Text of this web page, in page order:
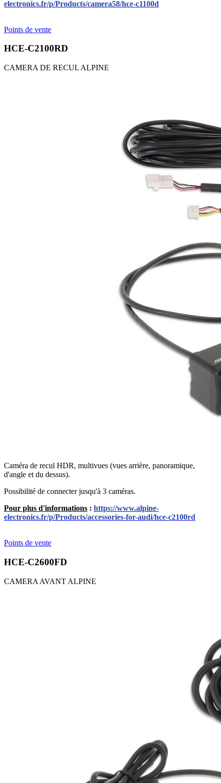
electronics.fr/p/Products/camera58/hce-c1100d
Points de vente
HCE-C2100RD
CAMERA DE RECUL ALPINE
Caméra de recul HDR, multivues (vues arrière, panoramique,
d'angle et du dessus).
Possibilité de connecter jusqu'à 3 caméras.
Pour plus d'informations : https://www.alpine-
electronics.fr/p/Products/accessories-for-audi/hce-c2100rd
Points de vente
HCE-C2600FD
CAMERA AVANT ALPINE